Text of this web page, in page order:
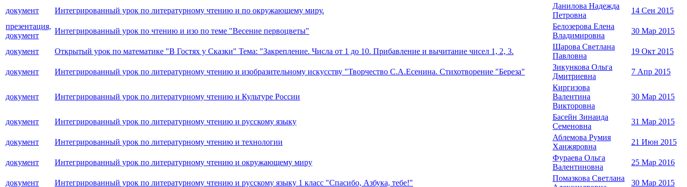
документ Интегрированный урок по литературному чтению и по окружающему миру.
Данилова Надежда
Петровна
14 Сен 2015
презентация,
документ
Интегрированный урок по чтению и изо по теме "Весение первоцветы"
Белозерова Елена
Владимировна
30 Мар 2015
документ Открытый урок по математике "В Гостях у Сказки" Тема: "Закрепление. Числа от 1 до 10. Прибавление и вычитание чисел 1, 2, 3.
Шарова Светлана
Павловна
19 Окт 2015
документ Интегрированный урок по литературному чтению и изобразительному искусству "Творчество С.А.Есенина. Стихотворение "Береза"
Зикункова Ольга
Дмитриевна
7 Апр 2015
документ Интегрированный урок по литературному чтению и Культуре России
Киргизова
Валентина
Викторовна
30 Мар 2015
документ Интегрированный урок по литературному чтению и русскому языку
Басейн Зинаида
Семеновна
31 Мар 2015
документ Интегрированный урок по литературному чтению и технологии
Аблемова Румия
Ханжяровна
21 Июн 2015
документ Интегрированный урок по литературному чтению и окружающему миру
Фураева Ольга
Валентиновна
25 Мар 2016
документ Интегрированный урок по литературному чтению и русскому языку 1 класс "Спасибо, Азбука, тебе!"
Помазкова Светлана
30 Мар 2015